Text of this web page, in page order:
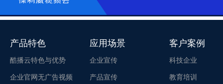
产品特色
酷播云特色与优势
企业官网无广告视频
应用场景
企业宣传
产品宣传
客户案例
科技企业
教育培训